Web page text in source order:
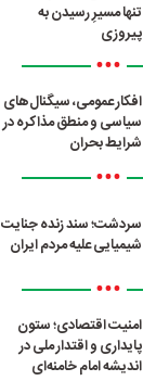
تنها مسیرِ رسیدن به
پیروزی
•••
افکار عمومی، سیگنال‌های
سیاسی و منطق مذاکره در
شرایط بحران
•••
سردشت؛ سند زنده جنایت
شیمیایی علیه مردم ایران
•••
امنیت اقتصادی؛ ستون
پایداری و اقتدار ملی در
اندیشه امام خامنه‌ای